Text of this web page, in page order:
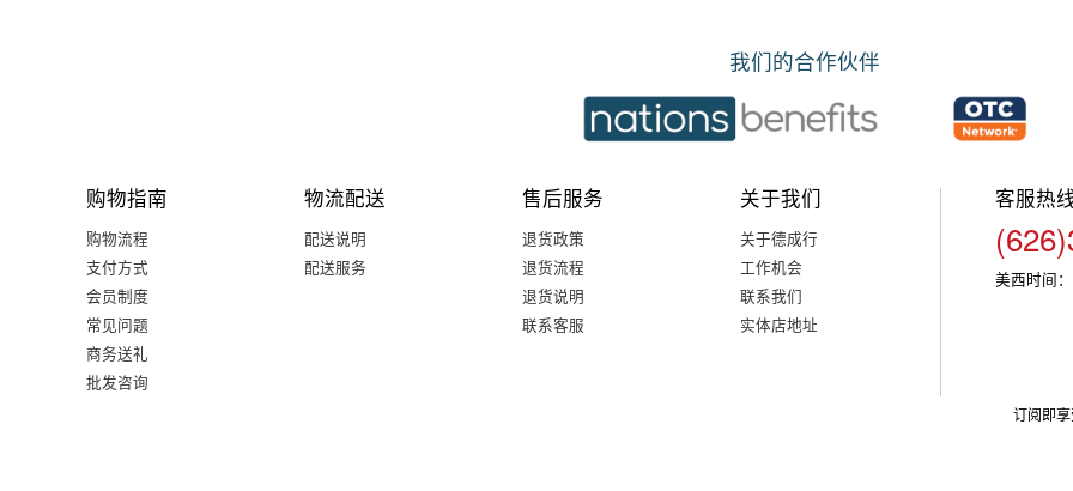
我们的合作伙伴
购物指南
购物流程
支付方式
会员制度
常见问题
商务送礼
批发咨询
物流配送
配送说明
配送服务
售后服务
退货政策
退货流程
退货说明
联系客服
关于我们
关于德成行
工作机会
联系我们
实体店地址
客服热
美西时间：
订阅即